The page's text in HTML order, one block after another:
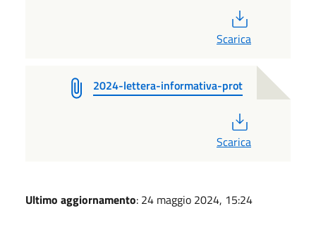
Scarica
2024-lettera-informativa-prot
Scarica
Ultimo aggiornamento: 24 maggio 2024, 15:24